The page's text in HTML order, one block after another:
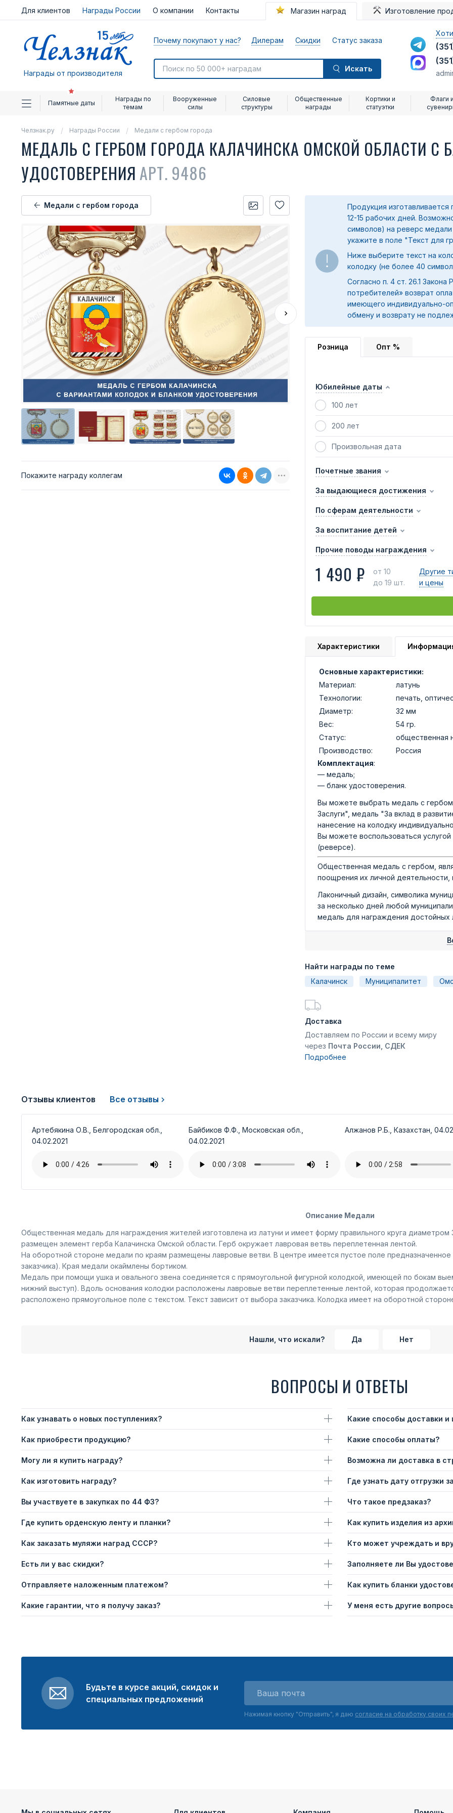
Для клиентов Награды России О компании Контакты Магазин наград Изготовление
Награды от производителя
Почему покупают у нас? Дилерам Скидки Статус заказа
Искать
Памятные даты
Награды по
темам
Вооруженные
силы
Силовые
структуры
Общественные
награды
Кортики и
статуэтки
Флаги и
Челзнак.ру Награды России Медали с гербом города
МЕДАЛЬ С ГЕРБОМ ГОРОДА КАЛАЧИНСКА ОМСКОЙ ОБЛАСТИ С
УДОСТОВЕРЕНИЯ АРТ. 9486
Медали с гербом города
Покажите награду коллегам
Продукция изготавливается
12-15 рабочих дней.
символов) на реверс
укажите в поле "Текст для
Ниже выберите текст на
колодку (не более 40
Согласно п. 4 ст. 26.1
потребителей» возврат
имеющего индивидуально-
обмену и возврату не
Розница Опт %
Юбилейные даты
100 лет
200 лет
Произвольная дата
Почетные звания
За выдающиеся достижения
По сферам деятельности
За воспитание детей
Прочие поводы награждения
1 490 ₽
от 10
до 19 шт.
Другие
и цены
Характеристики
Основные характеристики:
Материал:
латунь
Технологии:
печать,
Диаметр:
32 мм
Вес:
54 гр.
Статус:
общественная
Производство:
Россия
Комплектация:
— медаль;
— бланк удостоверения.
Вы можете выбрать медаль с гербом
Заслуги", медаль "За вклад в
нанесение на колодку
Вы можете воспользоваться
(реверсе).
Общественная медаль с гербом,
поощрения их личной деятельности,
Лаконичный дизайн, символика
за несколько дней любой
медаль для награждения достойных
Найти награды по теме
Калачинск
Муниципалитет
Доставка
Доставляем по России и всему миру
через Почта России, СДЕК
Подробнее
Отзывы клиентов Все отзывы
Артебякина О.В., Белгородская обл.,
04.02.2021
Байбиков Ф.Ф., Московская обл.,
04.02.2021
Алжанов Р.Б., Казахстан,
Описание Медали
Общественная медаль для награждения жителей изготовлена из латуни и имеет форму правильного круга
размещен элемент герба Калачинска Омской области. Герб окружает лавровая ветвь переплетенная лентой.
На оборотной стороне медали по краям размещены лавровые ветви. В центре имеется пустое поле
заказчика). Края медали окаймлены бортиком.
Медаль при помощи ушка и овального звена соединяется с прямоугольной фигурной колодкой, имеющей по бокам
нижний выступ). Вдоль основания колодки расположены лавровые ветви переплетенные лентой, которая
расположено прямоугольное поле с текстом. Текст зависит от выбора заказчика. Колодка имеет на оборотной
Нашли, что искали? Да Нет
ВОПРОСЫ И ОТВЕТЫ
Как узнавать о новых поступлениях?
Как приобрести продукцию?
Могу ли я купить награду?
Как изготовить награду?
Вы участвуете в закупках по 44 ФЗ?
Где купить орденскую ленту и планки?
Как заказать муляжи наград СССР?
Есть ли у вас скидки?
Отправляете наложенным платежом?
Какие гарантии, что я получу заказ?
Какие способы доставки и
Какие способы оплаты?
Возможна ли доставка в
Где узнать дату отгрузки
Что такое предзаказ?
Как купить изделия из
Кто может учреждать и
Заполняете ли Вы
Как купить бланки
У меня есть другие
Будьте в курсе акций, скидок и
специальных предложений
Нажимая кнопку "Отправить", я даю согласие на обработку своих